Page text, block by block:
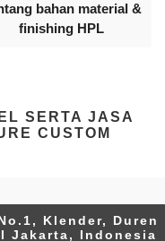
bahan material &
finishing HPL
SERTA JASA
CUSTOM
Klender, Duren
Jakarta, Indonesia